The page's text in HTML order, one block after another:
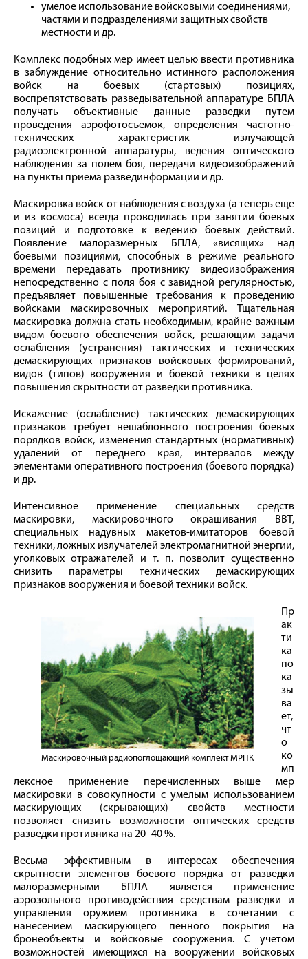
умелое использование войсковыми соединениями,
частями и подразделениями защитных свойств
местности и др.
Комплекс подобных мер имеет целью ввести противника
в заблуждение относительно истинного расположения
войск на боевых (стартовых) позициях,
воспрепятствовать разведывательной аппаратуре БПЛА
получать объективные данные разведки путем
проведения аэрофотосъемок, определения частотно-
технических характеристик излучающей
радиоэлектронной аппаратуры, ведения оптического
наблюдения за полем боя, передачи видеоизображений
на пункты приема развединформации и др.
Маскировка войск от наблюдения с воздуха (а теперь еще
и из космоса) всегда проводилась при занятии боевых
позиций и подготовке к ведению боевых действий.
Появление малоразмерных БПЛА, «висящих» над
боевыми позициями, способных в режиме реального
времени передавать противнику видеоизображения
непосредственно с поля боя с завидной регулярностью,
предъявляет повышенные требования к проведению
войсками маскировочных мероприятий. Тщательная
маскировка должна стать необходимым, крайне важным
видом боевого обеспечения войск, решающим задачи
ослабления (устранения) тактических и технических
демаскирующих признаков войсковых формирований,
видов (типов) вооружения и боевой техники в целях
повышения скрытности от разведки противника.
Искажение (ослабление) тактических демаскирующих
признаков требует нешаблонного построения боевых
порядков войск, изменения стандартных (нормативных)
удалений от переднего края, интервалов между
элементами оперативного построения (боевого порядка)
и др.
Интенсивное применение специальных средств
маскировки, маскировочного окрашивания ВВТ,
специальных надувных макетов-имитаторов боевой
техники, ложных излучателей электромагнитной энергии,
уголковых отражателей и т. п. позволит существенно
снизить параметры технических демаскирующих
признаков вооружения и боевой техники войск.
Маскировочный радиопоглощающий комплект МРПК
Пр
ак
ти
ка
по
ка
зы
ва
ет,
чт
о
ко
мп
лексное применение перечисленных выше мер
маскировки в совокупности с умелым использованием
маскирующих (скрывающих) свойств местности
позволяет снизить возможности оптических средств
разведки противника на 20–40 %.
Весьма эффективным в интересах обеспечения
скрытности элементов боевого порядка от разведки
малоразмерными БПЛА является применение
аэрозольного противодействия средствам разведки и
управления оружием противника в сочетании с
нанесением маскирующего пенного покрытия на
бронеобъекты и войсковые сооружения. С учетом
возможностей имеющихся на вооружении войсковых